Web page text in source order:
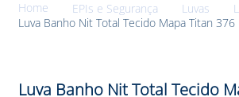
EPIs e Segurança Luvas
Luva Banho Nit Total Tecido Mapa Titan 376
Luva Banho Nit Total Tecido